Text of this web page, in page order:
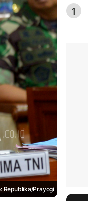
Republika/Prayogi
1